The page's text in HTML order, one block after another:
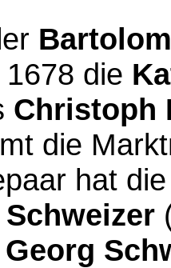
die
Christoph
die
hat